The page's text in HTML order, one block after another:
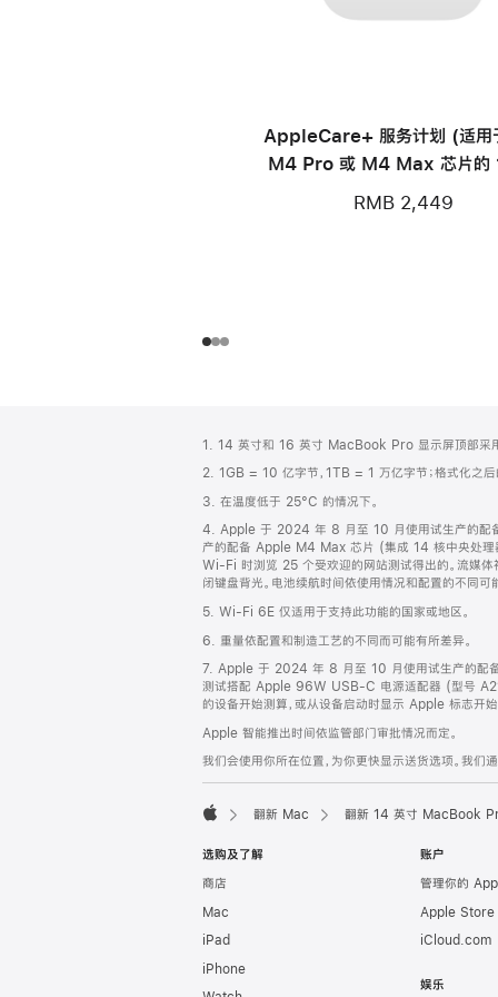
AppleCare+ 服务计划 (适用
M4 Pro 或 M4 Max 芯片的
RMB 2,449
页
脚
注
1. 14 英寸和 16 英寸 MacBook Pro 显示屏顶部采用
2. 1GB = 10 亿字节，1TB = 1 万亿字节；格式化之后
3. 在温度低于 25°C 的情况下。
4. Apple 于 2024 年 8 月至 10 月使用试生产的配
产的配备 Apple M4 Max 芯片 (集成 14 核中央处理
Wi-Fi 时浏览 25 个受欢迎的网站测试得出的。流媒
闭键盘背光。电池续航时间依使用情况和配置的不同可
5. Wi-Fi 6E 仅适用于支持此功能的国家或地区。
6. 重量依配置和制造工艺的不同而可能有所差异。
7. Apple 于 2024 年 8 月至 10 月使用试生产的配
测试搭配 Apple 96W USB-C 电源适配器 (型号
的设备开始测算，或从设备启动时显示 Apple 标志开
Apple 智能推出时间依监管部门审批情况而定。
我们会使用你所在位置，为你更快显示送货选项。我
翻新 Mac 翻新 14 英寸 MacBook
选购及了解
商店
Mac
iPad
iPhone
账户
管理你的
Apple Store
iCloud.com
娱乐